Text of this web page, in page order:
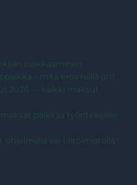
palkkaaminen
– mitä eroa niillä on?
2026 — kaikki maksut
palkkaa työntekijälle
ohjelmalla vai tilitoimistolla?